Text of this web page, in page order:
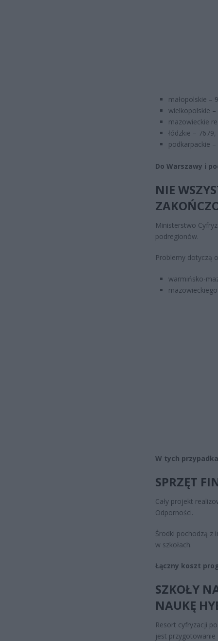
małopolskie –
wielkopolskie –
mazowieckie
łódzkie – 7679,
podkarpackie –
Do Warszawy i
NIE
Ministerstwo
podregionów.
Problemy dotyczą
warmińsko-
W tych
SPRZĘT
Cały projekt
Odporności.
Środki pochodzą z
w szkołach.
Łączny koszt
SZKOŁY
NAUKĘ
Resort cyfryzacji
jest przygotowanie